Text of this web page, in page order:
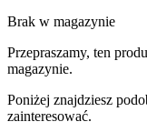
Brak w magazynie
Przepraszamy, ten
magazynie.
Poniżej znajdziesz
zainteresować.